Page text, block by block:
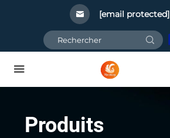
[email protected]
Produits